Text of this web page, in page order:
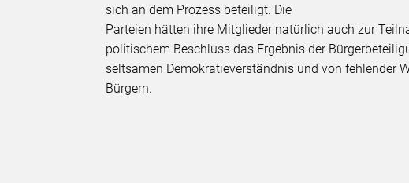
sich an dem Prozess beteiligt. Die
Parteien hätten ihre Mitglieder natürlich auch zur
politischem Beschluss das Ergebnis der
seltsamen Demokratieverständnis und von fehlender
Bürgern.